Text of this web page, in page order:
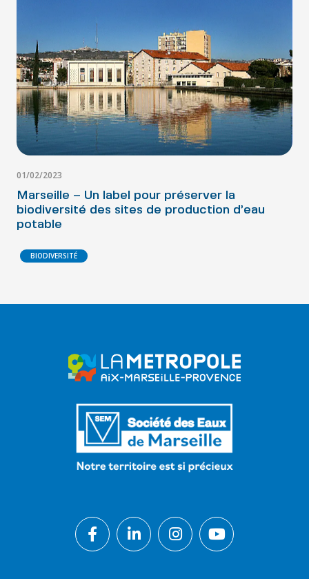
01/02/2023
Marseille – Un label pour préserver la
biodiversité des sites de production d’eau
potable
BIODIVERSITÉ